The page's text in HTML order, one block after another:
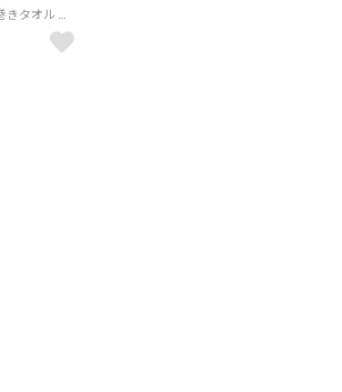
Reebok Swimwear パネルプリント巻きタオル （グリーン）